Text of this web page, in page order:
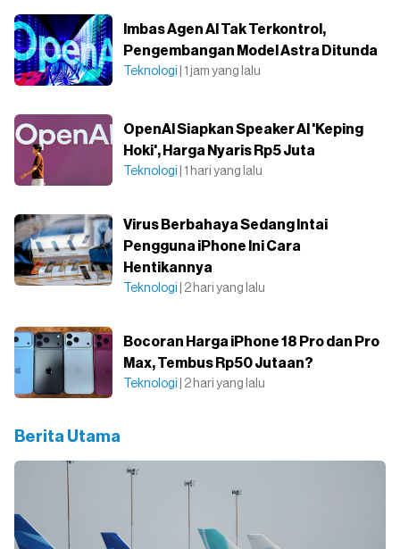
Imbas Agen AI Tak Terkontrol,
Pengembangan Model Astra Ditunda
Teknologi | 1 jam yang lalu
OpenAI Siapkan Speaker AI 'Keping
Hoki', Harga Nyaris Rp5 Juta
Teknologi | 1 hari yang lalu
Virus Berbahaya Sedang Intai
Pengguna iPhone Ini Cara
Hentikannya
Teknologi | 2 hari yang lalu
Bocoran Harga iPhone 18 Pro dan Pro
Max, Tembus Rp50 Jutaan?
Teknologi | 2 hari yang lalu
Berita Utama